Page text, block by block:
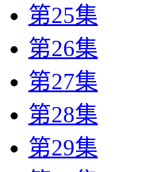
第25集
第26集
第27集
第28集
第29集